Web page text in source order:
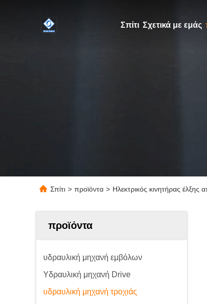
Σπίτι Σχετικά με εμάς
Σπίτι > προϊόντα > Ηλεκτρικός κινητήρας
προϊόντα
υδραυλική μηχανή εμβόλων
Υδραυλική μηχανή Drive
υδραυλική μηχανή τροχιάς